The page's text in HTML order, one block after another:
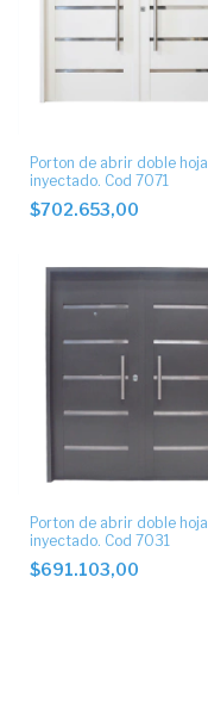
Porton de abrir doble hoja
inyectado. Cod 7071
$702.653,00
Porton de abrir doble hoja
inyectado. Cod 7031
$691.103,00